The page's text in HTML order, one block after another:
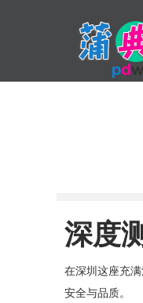
深度
在深圳这座充
安全与品质。